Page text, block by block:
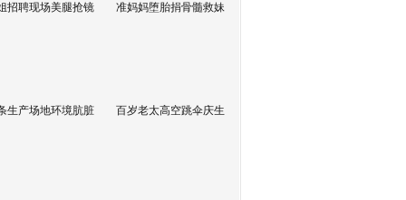
招聘现场美腿抢镜 准妈妈堕胎捐骨髓救妹
生产场地环境肮脏 百岁老太高空跳伞庆生